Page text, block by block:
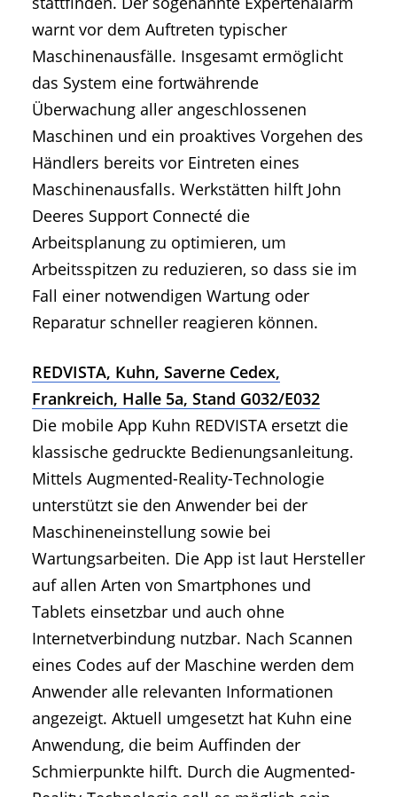
warnt vor dem Auftreten typischer
Maschinenausfälle. Insgesamt ermöglicht
das System eine fortwährende
Überwachung aller angeschlossenen
Maschinen und ein proaktives Vorgehen des
Händlers bereits vor Eintreten eines
Maschinenausfalls. Werkstätten hilft John
Deeres Support Connecté die
Arbeitsplanung zu optimieren, um
Arbeitsspitzen zu reduzieren, so dass sie im
Fall einer notwendigen Wartung oder
Reparatur schneller reagieren können.
REDVISTA, Kuhn, Saverne Cedex,
Frankreich, Halle 5a, Stand G032/E032
Die mobile App Kuhn REDVISTA ersetzt die
klassische gedruckte Bedienungsanleitung.
Mittels Augmented-Reality-Technologie
unterstützt sie den Anwender bei der
Maschineneinstellung sowie bei
Wartungsarbeiten. Die App ist laut Hersteller
auf allen Arten von Smartphones und
Tablets einsetzbar und auch ohne
Internetverbindung nutzbar. Nach Scannen
eines Codes auf der Maschine werden dem
Anwender alle relevanten Informationen
angezeigt. Aktuell umgesetzt hat Kuhn eine
Anwendung, die beim Auffinden der
Schmierpunkte hilft. Durch die Augmented-